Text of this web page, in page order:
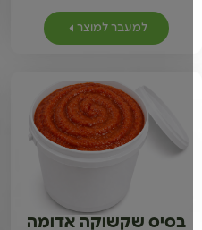
למעבר למוצר
בסיס שקשוקה אדומה